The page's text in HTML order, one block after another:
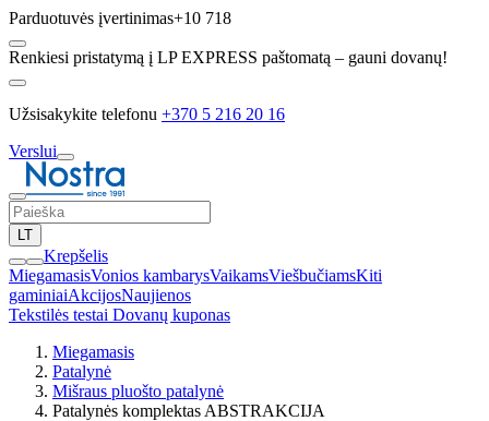
Parduotuvės įvertinimas+10 718
Renkiesi pristatymą į LP EXPRESS paštomatą – gauni dovanų!
Užsisakykite telefonu +370 5 216 20 16
Verslui
LT
Krepšelis
MiegamasisVonios kambarysVaikamsViešbučiamsKiti
gaminiaiAkcijosNaujienos
Tekstilės testai Dovanų kuponas
Miegamasis
Patalynė
Mišraus pluošto patalynė
Patalynės komplektas ABSTRAKCIJA